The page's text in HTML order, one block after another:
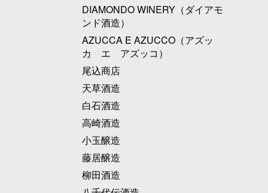
DIAMONDO WINERY（ダイアモ
ンド酒造）
AZUCCA E AZUCCO（アズッ
カ エ アズッコ）
尾込商店
天草酒造
白石酒造
高崎酒造
小玉醸造
藤居醸造
柳田酒造